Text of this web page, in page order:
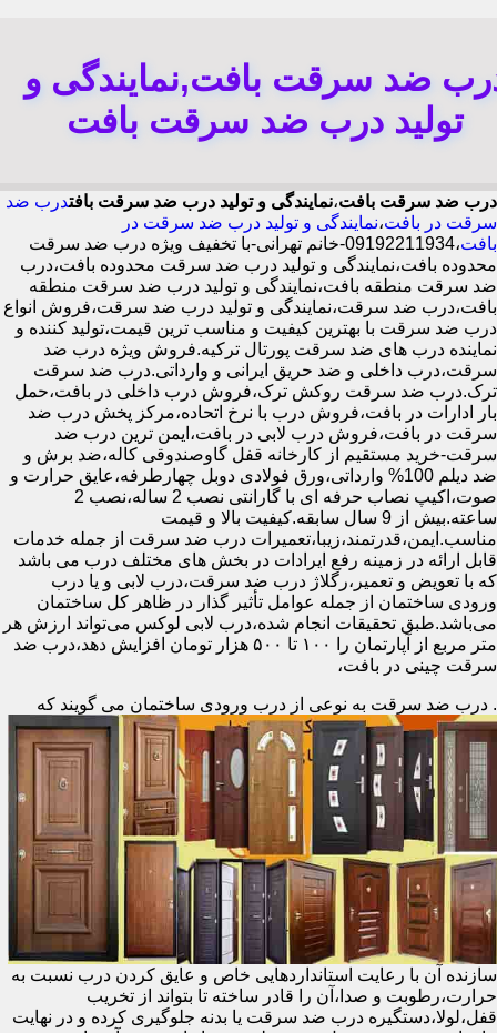
ضد سرقت بافت,نمایندگی و
تولید درب ضد سرقت بافت
درب ضد سرقت بافت،نمایندگی و تولید درب ضد سرقت بافتدرب ضد
سرقت در بافت،نمایندگی و تولید درب ضد سرقت در
بافت
،09192211934-خانم تهرانی-با تخفیف ویژه درب ضد سرقت
محدوده بافت،نمایندگی و تولید درب ضد سرقت محدوده بافت،درب
ضد سرقت منطقه بافت،نمایندگی و تولید درب ضد سرقت منطقه
بافت،درب ضد سرقت،نمایندگی و تولید درب ضد سرقت،فروش انواع
درب ضد سرقت با بهترین کیفیت و مناسب ترین قیمت،تولید کننده و
نماینده درب های ضد سرقت پورتال ترکیه.فروش ویژه درب ضد
سرقت،درب داخلی و ضد حریق ایرانی و وارداتی.درب ضد سرقت
ترک.درب ضد سرقت روکش ترک،فروش درب داخلی در بافت،حمل
بار ادارات در بافت،فروش درب با نرخ اتحاده،مرکز پخش درب ضد
سرقت در بافت،فروش درب لابی در بافت،ایمن ترین درب ضد
سرقت-خرید مستقیم از کارخانه قفل گاوصندوقی کاله،ضد برش و
ضد دیلم 100% وارداتی،ورق فولادی دوبل چهارطرفه،عایق حرارت و
صوت،اکیپ نصاب حرفه ای با گارانتی نصب 2 ساله،نصب 2
ساعته.بیش از 9 سال سابقه.کیفیت بالا و قیمت
مناسب.ایمن،قدرتمند،زیبا،تعمیرات درب ضد سرقت از جمله خدمات
قابل ارائه در زمینه رفع ایرادات در بخش های مختلف درب می باشد
که با تعویض و تعمیر،رگلاژ درب ضد سرقت،درب لابی و یا درب
ورودی ساختمان از جمله عوامل تأثیر گذار در ظاهر کل ساختمان
می‌باشد.طبق تحقیقات انجام شده،درب لابی لوکس می‌تواند ارزش هر
متر مربع از آپارتمان را ۱۰۰ تا ۵۰۰ هزار تومان افزایش دهد،درب ضد
سرقت چینی در بافت،
. درب ضد سرقت به نوعی از درب ورودی ساختمان می گویند که
سازنده آن با رعایت استانداردهایی خاص و عایق کردن درب نسبت به
حرارت،رطوبت و صدا،آن را قادر ساخته تا بتواند از تخریب
قفل،لولا،دستگیره درب ضد سرقت یا بدنه جلوگیری کرده و در نهایت